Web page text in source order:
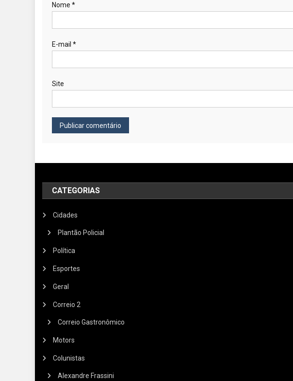
Nome *
E-mail *
Site
CATEGORIAS
Cidades
Plantão Policial
Política
Esportes
Geral
Correio 2
Correio Gastronômico
Motors
Colunistas
Alexandre Frassini